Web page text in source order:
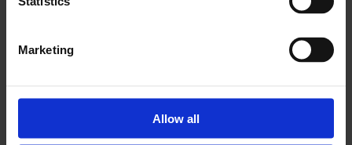
Marketing
Allow all
To konkurser, seks